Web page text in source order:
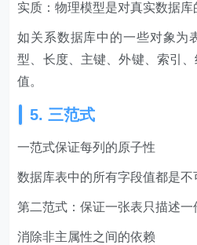
实质：物理模型是对真实数据库
如关系数据库中的一些对象为
型、长度、主键、外键、索引
值。
5. 三范式
一范式保证每列的原子性
数据库表中的所有字段值都是不
第二范式：保证一张表只描述一
消除非主属性之间的依赖